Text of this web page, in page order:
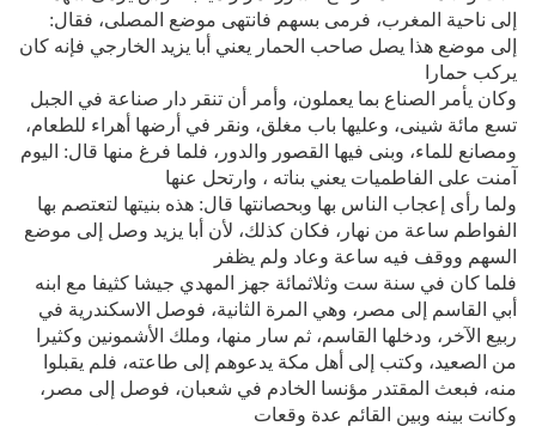
إلى ناحية المغرب، فرمى بسهم فانتهى موضع المصلى، فقال:
إلى موضع هذا يصل صاحب الحمار يعني أبا يزيد الخارجي فإنه كان
يركب حمارا
وكان يأمر الصناع بما يعملون، وأمر أن تنقر دار صناعة في الجبل
تسع مائة شينى، وعليها باب مغلق، ونقر في أرضها أهراء للطعام،
ومصانع للماء، وبنى فيها القصور والدور، فلما فرغ منها قال: اليوم
آمنت على الفاطميات يعني بناته ، وارتحل عنها
ولما رأى إعجاب الناس بها وبحصانتها قال: هذه بنيتها لتعتصم بها
الفواطم ساعة من نهار، فكان كذلك، لأن أبا يزيد وصل إلى موضع
السهم ووقف فيه ساعة وعاد ولم يظفر
فلما كان في سنة ست وثلاثمائة جهز المهدي جيشا كثيفا مع ابنه
أبي القاسم إلى مصر، وهي المرة الثانية، فوصل الاسكندرية في
ربيع الآخر، ودخلها القاسم، ثم سار منها، وملك الأشمونين وكثيرا
من الصعيد، وكتب إلى أهل مكة يدعوهم إلى طاعته، فلم يقبلوا
منه، فبعث المقتدر مؤنسا الخادم في شعبان، فوصل إلى مصر،
وكانت بينه وبين القائم عدة وقعات